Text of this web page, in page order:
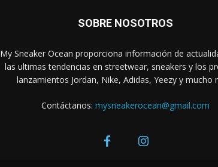
SOBRE NOSOTROS
My Sneaker Ocean proporciona información de
las ultimas tendencias en streetwear, sneakers y los
lanzamientos Jordan, Nike, Adidas, Yeezy y mucho
Contáctanos: mysneakerocean@gmail.com